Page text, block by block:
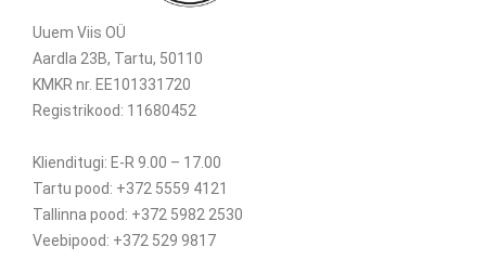
Uuem Viis OÜ
Aardla 23B, Tartu, 50110
KMKR nr. EE101331720
Registrikood: 11680452
Klienditugi: E-R 9.00 – 17.00
Tartu pood: +372 5559 4121
Tallinna pood: +372 5982 2530
Veebipood: +372 529 9817